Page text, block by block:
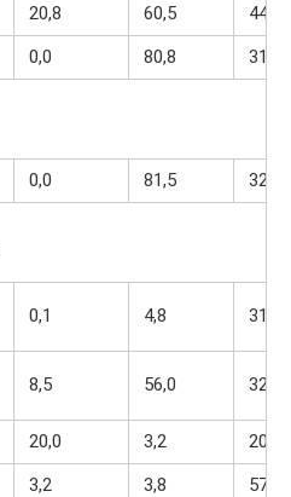
20,8 60,5
440
0,0 80,8 310
0,0 81,5 329
0,1 4,8 31
8,5 56,0 320
20,0 3,2
206
3,2 3,8 57